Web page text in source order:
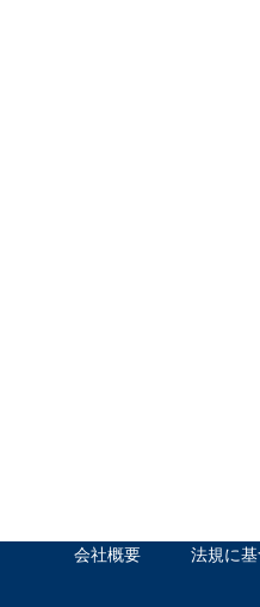
会社概要 法規に